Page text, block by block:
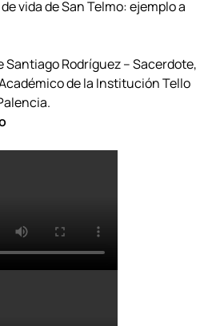
vida de San Telmo: ejemplo a
Santiago Rodríguez – Sacerdote,
de la Institución Tello